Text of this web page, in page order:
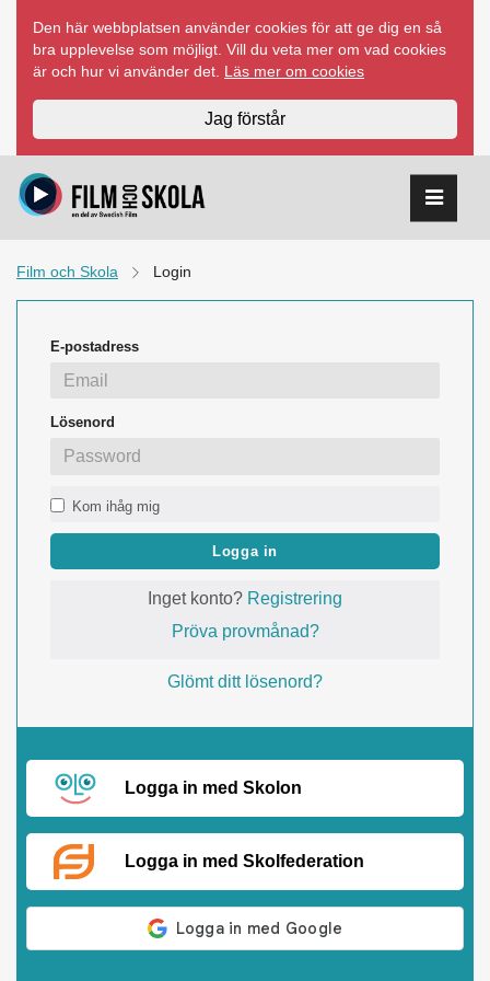
innehåll
Den här webbplatsen använder cookies för att ge dig en så
bra upplevelse som möjligt. Vill du veta mer om vad cookies
är och hur vi använder det. Läs mer om cookies
Jag förstår
Film och Skola Login
E-postadress
Lösenord
Kom ihåg mig
Logga in
Inget konto? Registrering
Pröva provmånad?
Glömt ditt lösenord?
Logga in med Skolon
Logga in med Skolfederation